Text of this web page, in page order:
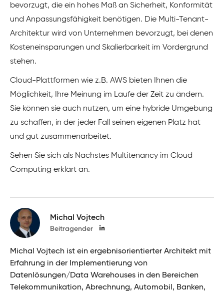
bevorzugt, die ein hohes Maß an Sicherheit, Konformität
und Anpassungsfähigkeit benötigen. Die Multi-Tenant-
Architektur wird von Unternehmen bevorzugt, bei denen
Kosteneinsparungen und Skalierbarkeit im Vordergrund
stehen.
Cloud-Plattformen wie z.B. AWS bieten Ihnen die
Möglichkeit, Ihre Meinung im Laufe der Zeit zu ändern.
Sie können sie auch nutzen, um eine hybride Umgebung
zu schaffen, in der jeder Fall seinen eigenen Platz hat
und gut zusammenarbeitet.
Sehen Sie sich als Nächstes Multitenancy im Cloud
Computing erklärt an.
Michal Vojtech
Beitragender
Michal Vojtech ist ein ergebnisorientierter Architekt mit
Erfahrung in der Implementierung von
Datenlösungen/Data Warehouses in den Bereichen
Telekommunikation, Abrechnung, Automobil, Banken,